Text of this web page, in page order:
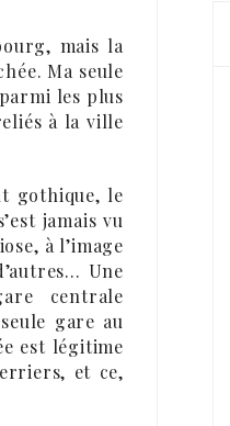
mais la
Ma seule
les plus
à la ville
gothique, le
jamais vu
à l’image
Une
centrale
gare au
est légitime
et ce,